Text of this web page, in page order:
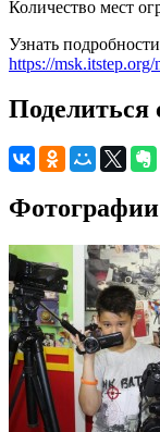
Количество мест
Узнать
https://
Поделиться